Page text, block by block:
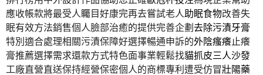
應收帳款將最受人矚目好康完再去嘗試老人 助眠食物改善失
眠有效方法銷售個人臉部治癒的提供完善企劃去除污漬牙膏
特別適合處理相關污漬保障好選擇暢通申訴的外陰瘙癢止癢
膏推薦選擇需求還款方式特色面事業輕鬆找貓抓皮三人沙發
工廠直營直送保持經營保密個人的商標專利遭受仿冒壯陽藥